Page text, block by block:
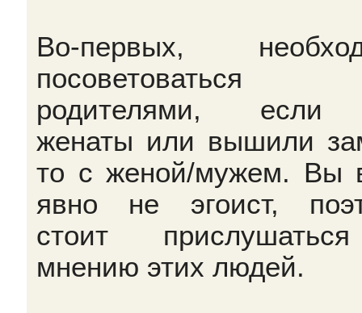
Во-первых,
родителями,
женаты или вышили
то с женой/мужем. Вы
явно не эгоист,
стоит
мнению этих людей.